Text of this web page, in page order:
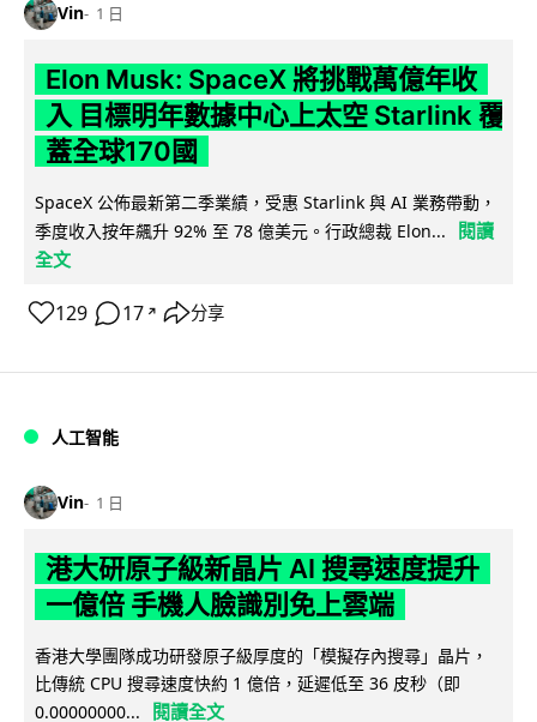
Vin 1 日
Elon Musk: SpaceX 將挑戰萬億年收
入 目標明年數據中心上太空 Starlink 覆
蓋全球170國
SpaceX 公佈最新第二季業績，受惠 Starlink 與 AI 業務帶動，
季度收入按年飆升 92% 至 78 億美元。行政總裁 Elon...
閱讀
全文
129 17 ↗ 分享
人工智能
Vin 1 日
港大研原子級新晶片 AI 搜尋速度提升
一億倍 手機人臉識別免上雲端
香港大學團隊成功研發原子級厚度的「模擬存內搜尋」晶片，
比傳統 CPU 搜尋速度快約 1 億倍，延遲低至 36 皮秒（即
0.00000000...
閱讀全文